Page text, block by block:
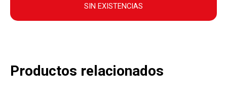
SIN EXISTENCIAS
Productos relacionados